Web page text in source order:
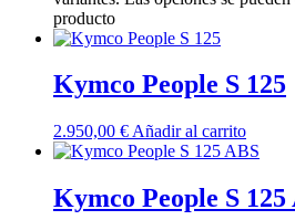
producto
Kymco People S 125
2.950,00 € Añadir al carrito
Kymco People S 125